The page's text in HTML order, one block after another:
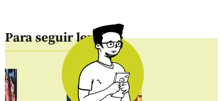
Para seguir leyendo